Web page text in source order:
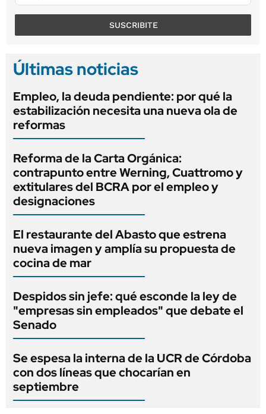
SUSCRIBITE
Últimas noticias
Empleo, la deuda pendiente: por qué la
estabilización necesita una nueva ola de
reformas
Reforma de la Carta Orgánica:
contrapunto entre Werning, Cuattromo y
extitulares del BCRA por el empleo y
designaciones
El restaurante del Abasto que estrena
nueva imagen y amplía su propuesta de
cocina de mar
Despidos sin jefe: qué esconde la ley de
"empresas sin empleados" que debate el
Senado
Se espesa la interna de la UCR de Córdoba
con dos líneas que chocarían en
septiembre